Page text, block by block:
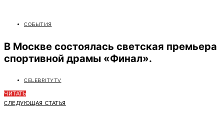
СОБЫТИЯ
В Москве состоялась светская премьера
спортивной драмы «Финал».
CELEBRITYTV
ЧИТАТЬ
СЛЕДУЮЩАЯ СТАТЬЯ